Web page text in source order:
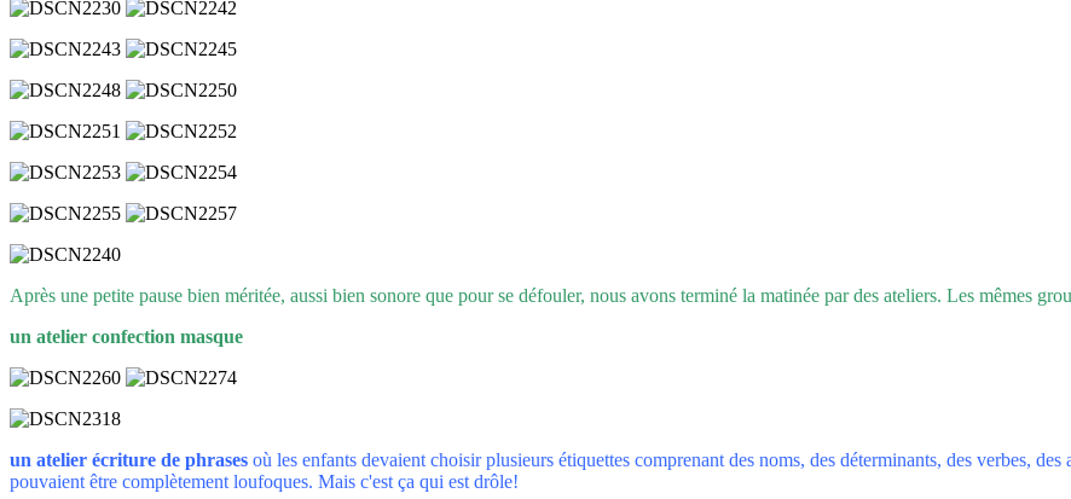
Après une petite pause bien méritée, aussi bien sonore que pour se défouler, nous avons terminé la matinée par des ateliers. Les mêmes
un atelier confection masque
un atelier écriture de phrases où les enfants devaient choisir plusieurs étiquettes comprenant des noms, des déterminants, des verbes,
pouvaient être complètement loufoques. Mais c'est ça qui est drôle!